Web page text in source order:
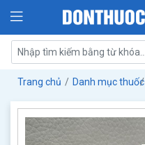
Trang chủ Danh mục thuốc